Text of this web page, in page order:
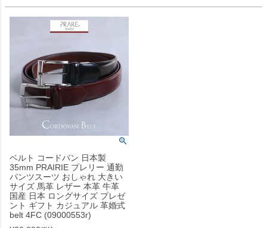
ベルト コードバン 日本製
35mm PRAIRIE プレリー 通勤
パンツスーツ おしゃれ 大きい
サイズ 馬革 レザー 本革 牛革
国産 日本 ロングサイズ プレゼ
ント ギフト カジュアル 革婚式
belt 4FC (09000553r)